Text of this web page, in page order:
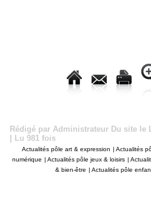
Rédigé par Administrateur Du site le
| Lu 981 fois
Actualités pôle art & expression | Actualités
numérique | Actualités pôle jeux & loisirs |
& bien-être | Actualités pôle